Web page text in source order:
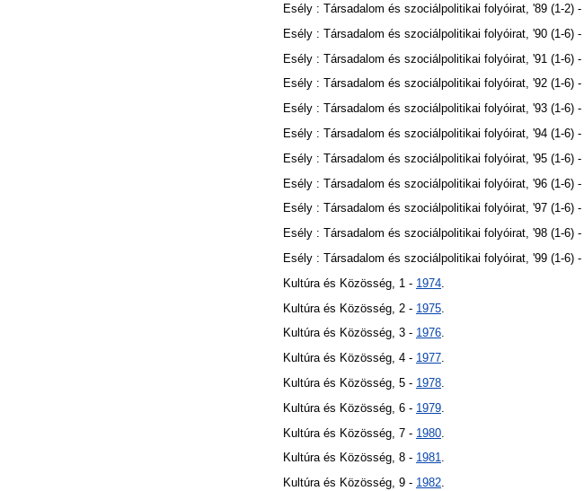
Esély : Társadalom és szociálpolitikai folyóirat, '89 (1-2) -
Esély : Társadalom és szociálpolitikai folyóirat, '90 (1-6) -
Esély : Társadalom és szociálpolitikai folyóirat, '91 (1-6) -
Esély : Társadalom és szociálpolitikai folyóirat, '92 (1-6) -
Esély : Társadalom és szociálpolitikai folyóirat, '93 (1-6) -
Esély : Társadalom és szociálpolitikai folyóirat, '94 (1-6) -
Esély : Társadalom és szociálpolitikai folyóirat, '95 (1-6) -
Esély : Társadalom és szociálpolitikai folyóirat, '96 (1-6) -
Esély : Társadalom és szociálpolitikai folyóirat, '97 (1-6) -
Esély : Társadalom és szociálpolitikai folyóirat, '98 (1-6) -
Esély : Társadalom és szociálpolitikai folyóirat, '99 (1-6) -
Kultúra és Közösség, 1 - 1974
Kultúra és Közösség, 2 - 1975
Kultúra és Közösség, 3 - 1976.
Kultúra és Közösség, 4 - 1977.
Kultúra és Közösség, 5 - 1978
Kultúra és Közösség, 6 - 1979
Kultúra és Közösség, 7 - 1980
Kultúra és Közösség, 8 - 1981.
Kultúra és Közösség, 9 - 1982.